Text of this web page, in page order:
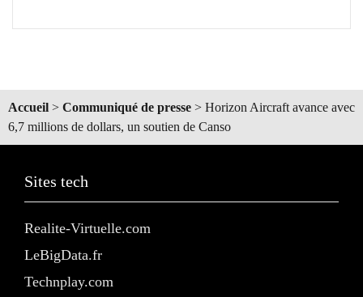
Accueil > Communiqué de presse > Horizon Aircraft avance avec
6,7 millions de dollars, un soutien de Canso
Sites tech
Realite-Virtuelle.com
LeBigData.fr
Technplay.com